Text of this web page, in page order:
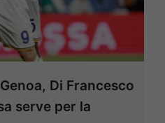
Di Francesco
serve per la